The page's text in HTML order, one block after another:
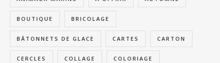
BOUTIQUE BRICOLAGE
BÂTONNETS DE GLACE CARTES CARTON
CERCLES COLLAGE COLORIAGE